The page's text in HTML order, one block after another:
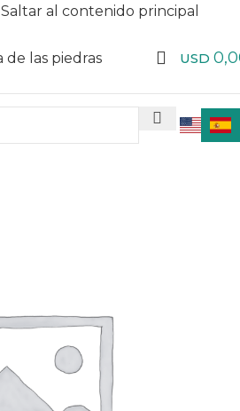
Saltar al contenido principal
USD